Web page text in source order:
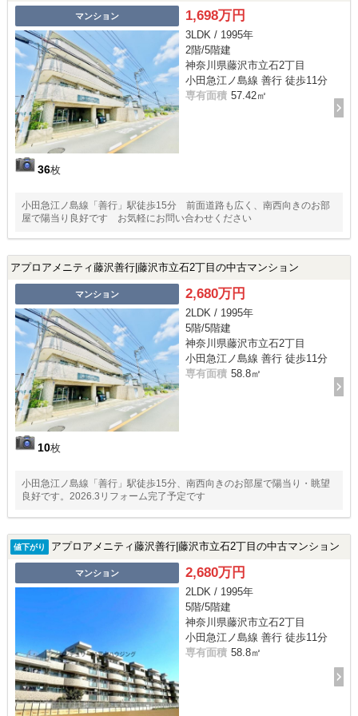
マンション
36枚
1,698万円
3LDK / 1995年
2階/5階建
神奈川県藤沢市立石2丁目
小田急江ノ島線 善行 徒歩11分
専有面積 57.42㎡
小田急江ノ島線「善行」駅徒歩15分 前面道路も広く、南西向きのお部
屋で陽当り良好です お気軽にお問い合わせください
アプロアメニティ藤沢善行|藤沢市立石2丁目の中古マンション
マンション
10枚
2,680万円
2LDK / 1995年
5階/5階建
神奈川県藤沢市立石2丁目
小田急江ノ島線 善行 徒歩11分
専有面積 58.8㎡
小田急江ノ島線「善行」駅徒歩15分、南西向きのお部屋で陽当り・眺望
良好です。2026.3リフォーム完了予定です
値下がり アプロアメニティ藤沢善行|藤沢市立石2丁目の中古マンション
マンション 2,680万円
2LDK / 1995年
5階/5階建
神奈川県藤沢市立石2丁目
小田急江ノ島線 善行 徒歩11分
専有面積 58.8㎡